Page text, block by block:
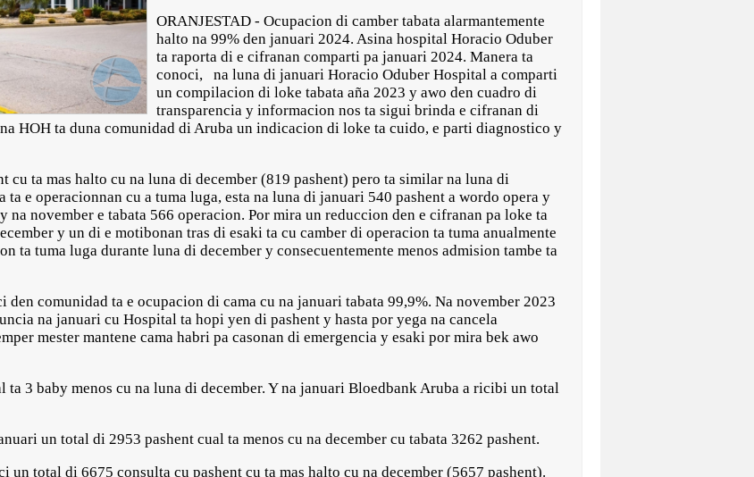
ORANJESTAD - Ocupacion di camber tabata alarmantemente
halto na 99% den januari 2024. Asina hospital Horacio Oduber
ta raporta di e cifranan comparti pa januari 2024. Manera ta
conoci, na luna di januari Horacio Oduber Hospital a comparti
un compilacion di loke tabata aña 2023 y awo den cuadro di
transparencia y informacion nos ta sigui brinda e cifranan di
HOH ta duna comunidad di Aruba un indicacion di loke ta cuido, e parti diagnostico y
cu ta mas halto cu na luna di december (819 pashent) pero ta similar na luna di
ta e operacionnan cu a tuma luga, esta na luna di januari 540 pashent a wordo opera y
na november e tabata 566 operacion. Por mira un reduccion den e cifranan pa loke ta
y un di e motibonan tras di esaki ta cu camber di operacion ta tuma anualmente
ta tuma luga durante luna di december y consecuentemente menos admision tambe ta
comunidad ta e ocupacion di cama cu na januari tabata 99,9%. Na november 2023
na januari cu Hospital ta hopi yen di pashent y hasta por yega na cancela
mester mantene cama habri pa casonan di emergencia y esaki por mira bek awo
3 baby menos cu na luna di december. Y na januari Bloedbank Aruba a ricibi un total
un total di 2953 pashent cual ta menos cu na december cu tabata 3262 pashent.
un total di 6675 consulta cu pashent cu ta mas halto cu na december (5657 pashent).